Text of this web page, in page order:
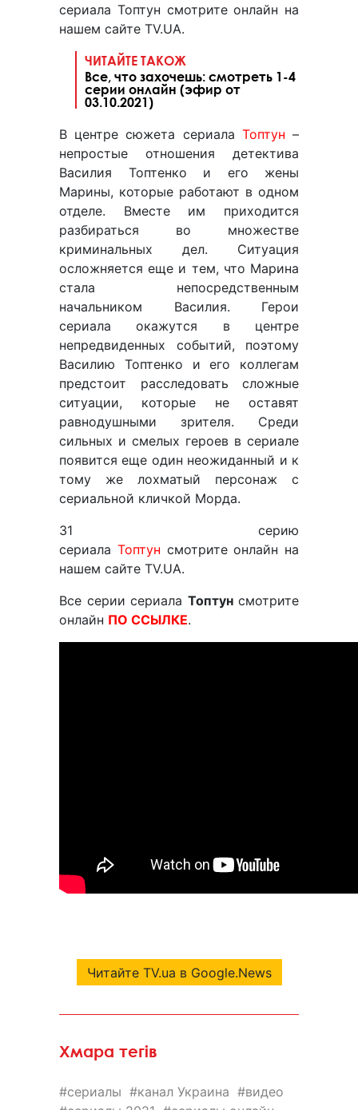
сериала Топтун смотрите онлайн на
нашем сайте TV.UA.
ЧИТАЙТЕ ТАКОЖ
Все, что захочешь: смотреть 1-4
серии онлайн (эфир от
03.10.2021)
В центре сюжета сериала Топтун –
непростые отношения детектива
Василия Топтенко и его жены
Марины, которые работают в одном
отделе. Вместе им приходится
разбираться во множестве
криминальных дел. Ситуация
осложняется еще и тем, что Марина
стала непосредственным
начальником Василия. Герои
сериала окажутся в центре
непредвиденных событий, поэтому
Василию Топтенко и его коллегам
предстоит расследовать сложные
ситуации, которые не оставят
равнодушными зрителя. Среди
сильных и смелых героев в сериале
появится еще один неожиданный и к
тому же лохматый персонаж с
сериальной кличкой Морда.
31 серию
сериала Топтун смотрите онлайн на
нашем сайте TV.UA.
Все серии сериала Топтунсмотрите
онлайн ПО ССЫЛКЕ.
Читайте TV.ua в Google.News
Хмара тегів
сериалы канал Украина
видео